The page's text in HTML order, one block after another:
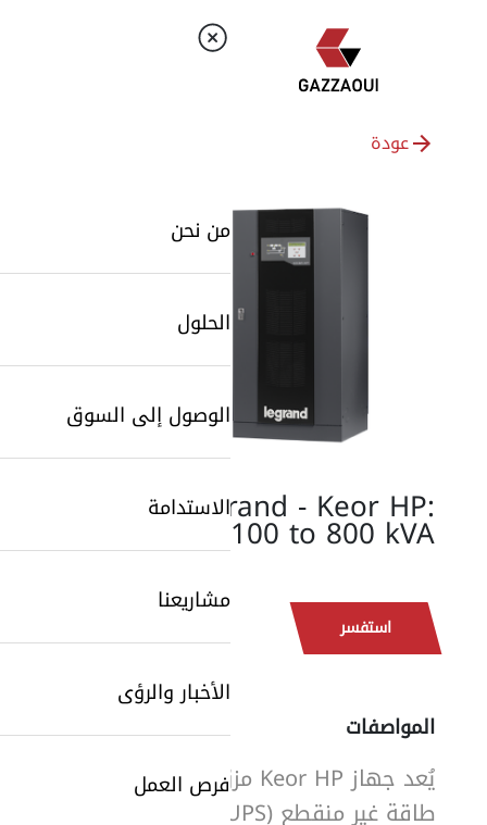
من نحن
الحلول
الوصول إلى السوق
الاستدامة
مشاريعنا
الأخبار والرؤى
فرص العملSearchButtonText
عودة
Legrand - Keor HP:
100 to 800 kVA
استفسر
المواصفات
يُعد جهاز Keor HP مزوّد